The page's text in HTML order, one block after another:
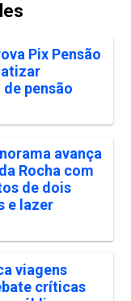
Pix Pensão
pensão
avança
Rocha com
de dois
e lazer
viagens
críticas